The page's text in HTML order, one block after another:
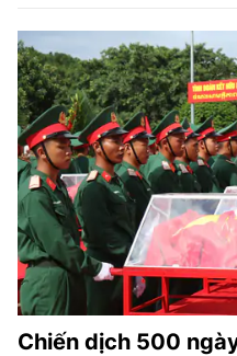
Chiến dịch 500